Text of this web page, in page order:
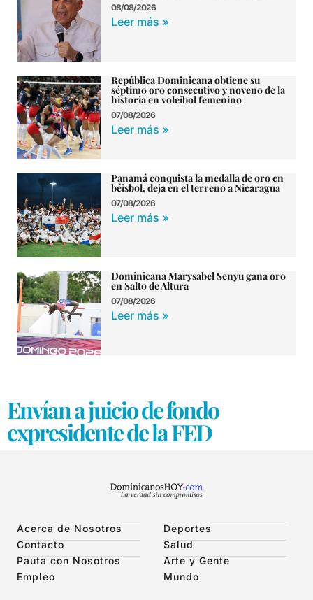
08/08/2026
Leer más »
República Dominicana obtiene su
séptimo oro consecutivo y noveno de la
historia en voleibol femenino
07/08/2026
Leer más »
Panamá conquista la medalla de oro en
béisbol, deja en el terreno a Nicaragua
07/08/2026
Leer más »
Dominicana Marysabel Senyu gana oro
en Salto de Altura
07/08/2026
Leer más »
Envían a juicio de fondo
expresidente de la FED
Acerca de Nosotros
Contacto
Pauta con Nosotros
Empleo
Deportes
Salud
Arte y Gente
Mundo